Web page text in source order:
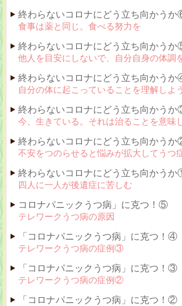
終わらないコロナにどう立ち向かう
食事は薬と同じ。食べる努力を
終わらないコロナにどう立ち向かう
他人を目安にしないで、自分自身の体調
終わらないコロナにどう立ち向かう
自分の体に起こっていることを理解しよう
終わらないコロナにどう立ち向かう
今、生きている。それは治ることを意味
終わらないコロナにどう立ち向かう
不安をつのらせると悩みが拡大してうつ
終わらないコロナにどう立ち向かう
四人に一人が後遺症に苦しむ
コロナパニックうつ病」に克つ！⑤
テレワークうつ病の原因
「コロナパニックうつ病」に克つ！④
テレワークうつ病の症例③
「コロナパニックうつ病」に克つ！③
テレワークうつ病の症例②
「コロナパニックうつ病」に克つ！②